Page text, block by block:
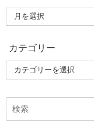
カテゴリー